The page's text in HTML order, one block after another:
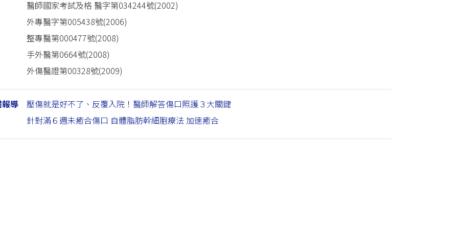
醫師國家考試及格 醫字第034244號(2002)
外專醫字第005438號(2006)
整專醫第000477號(2008)
手外醫第0664號(2008)
外傷醫證第00328號(2009)
導
壓傷就是好不了、反覆入院！醫師解答傷口照護３大關鍵
針對滿６週未癒合傷口 自體脂肪幹細胞療法 加速癒合